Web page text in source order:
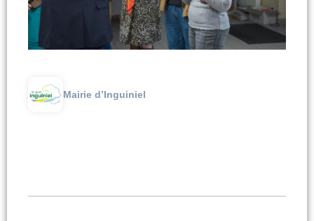
Mairie d’Inguiniel